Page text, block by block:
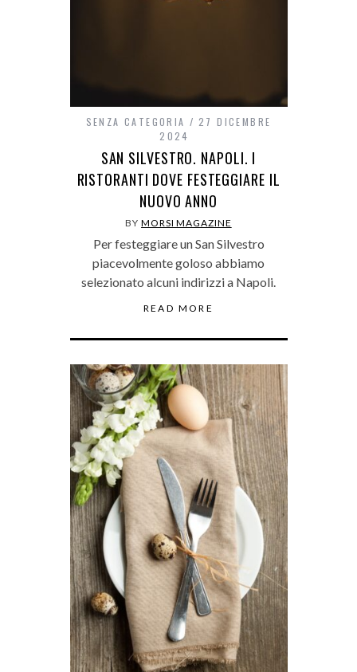
SENZA CATEGORIA
27 DICEMBRE
2024
SAN SILVESTRO. NAPOLI. I
RISTORANTI DOVE FESTEGGIARE IL
NUOVO ANNO
BYMORSI MAGAZINE
Per festeggiare un San Silvestro
piacevolmente goloso abbiamo
selezionato alcuni indirizzi a Napoli.
READ MORE